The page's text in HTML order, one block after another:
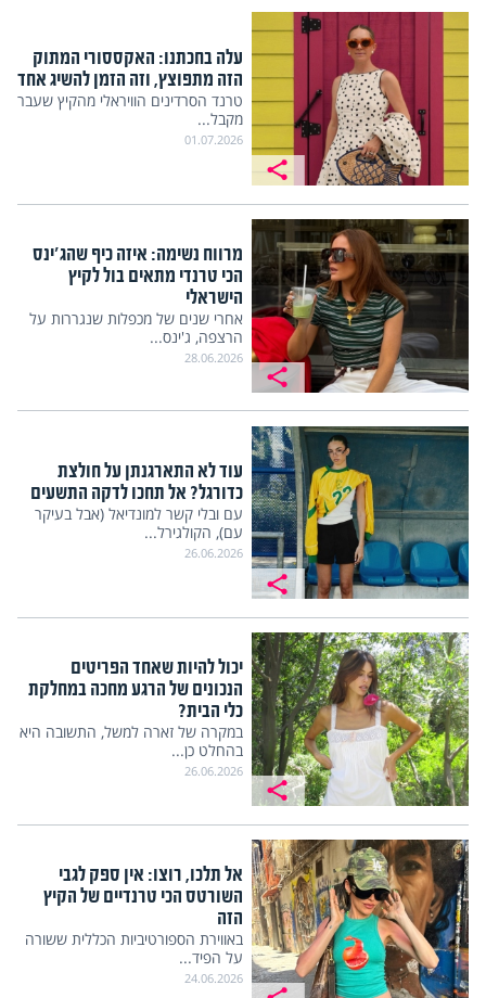
עלה בחכתנו: האקססורי המתוק
הזה מתפוצץ, וזה הזמן להשיג אחד
טרנד הסרדינים הוויראלי מהקיץ שעבר
מקבל...
01.07.2026
מרווח נשימה: איזה כיף שהג'ינס
הכי טרנדי מתאים בול לקיץ
הישראלי
אחרי שנים של מכפלות שנגררות על
הרצפה, ג'ינס...
28.06.2026
עוד לא התארגנתן על חולצת
כדורגל? אל תחכו לדקה התשעים
עם ובלי קשר למונדיאל (אבל בעיקר
עם), הקולגירל...
26.06.2026
יכול להיות שאחד הפריטים
הנכונים של הרגע מחכה במחלקת
כלי הבית?
במקרה של זארה למשל, התשובה היא
בהחלט כן...
26.06.2026
אל תלכו, רוצו: אין ספק לגבי
השורטס הכי טרנדיים של הקיץ
הזה
באווירת הספורטיביות הכללית ששורה
על הפיד...
24.06.2026